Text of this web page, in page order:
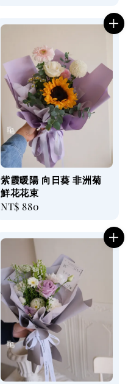
紫霞暖陽 向日葵 非洲菊
鮮花花束
Regular
NT$ 880